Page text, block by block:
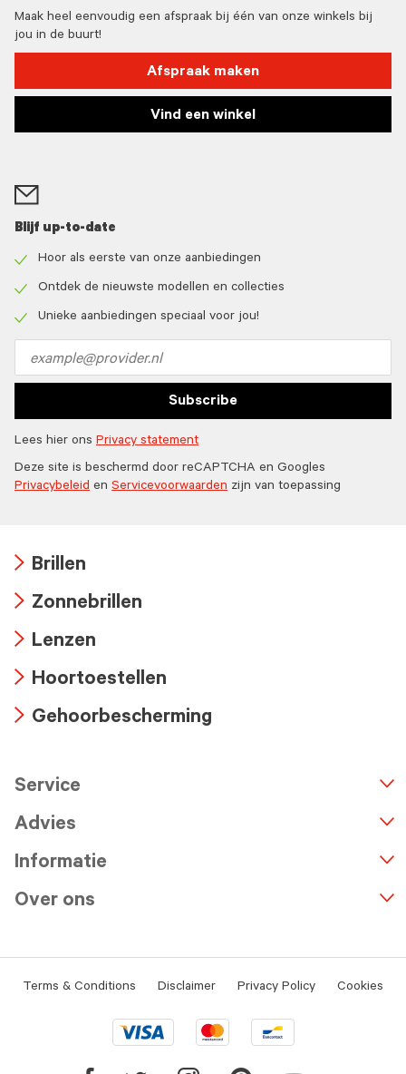
Maak heel eenvoudig een afspraak bij één van onze winkels bij
jou in de buurt!
Afspraak maken
Vind een winkel
Blijf up-to-date
icon
Hoor als eerste van onze aanbiedingen
icon
Ontdek de nieuwste modellen en collecties
Unieke aanbiedingen speciaal voor jou!
address
Subscribe
Lees hier ons Privacy statement
Deze site is beschermd door reCAPTCHA en Googles
Privacybeleid en Servicevoorwaarden zijn van toepassing
icon
Brillen
icon
Zonnebrillen
icon
Lenzen
icon
Hoortoestellen
Gehoorbescherming
Service
Advies
Informatie
Over ons
Terms & Conditions Disclaimer Privacy Policy Cookies
Visa
logo
Mastercard
logo
Bancontact
logo